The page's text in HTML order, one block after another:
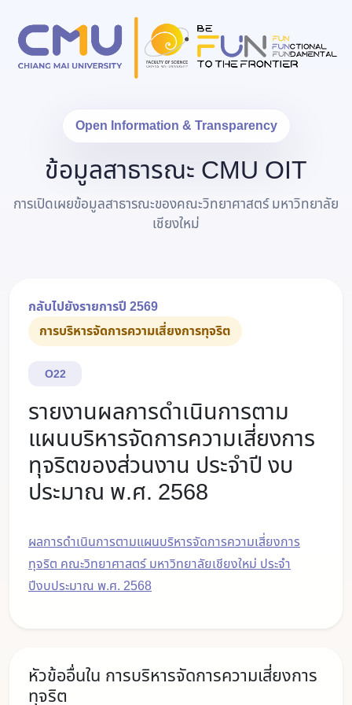
Open Information & Transparency
ข้อมูลสาธารณะ CMU OIT
การเปิดเผยข้อมูลสาธารณะของคณะวิทยาศาสตร์ มหาวิทยาลัย
เชียงใหม่
กลับไปยังรายการปี 2569
การบริหารจัดการความเสี่ยงการทุจริต
O22
รายงานผลการดำเนินการตาม
แผนบริหารจัดการความเสี่ยงการ
ทุจริตของส่วนงาน ประจำปี งบ
ประมาณ พ.ศ. 2568
ผลการดำเนินการตามแผนบริหารจัดการความเสี่ยงการ
ทุจริต คณะวิทยาศาสตร์ มหาวิทยาลัยเชียงใหม่ ประจำ
ปีงบประมาณ พ.ศ. 2568
หัวข้ออื่นใน การบริหารจัดการความเสี่ยงการ
ทุจริต